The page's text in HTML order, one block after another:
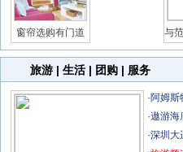
窗帘选购有门道 与
旅游 | 生活 | 团购 | 服务
·阿姆斯
·遨游海
·深圳大